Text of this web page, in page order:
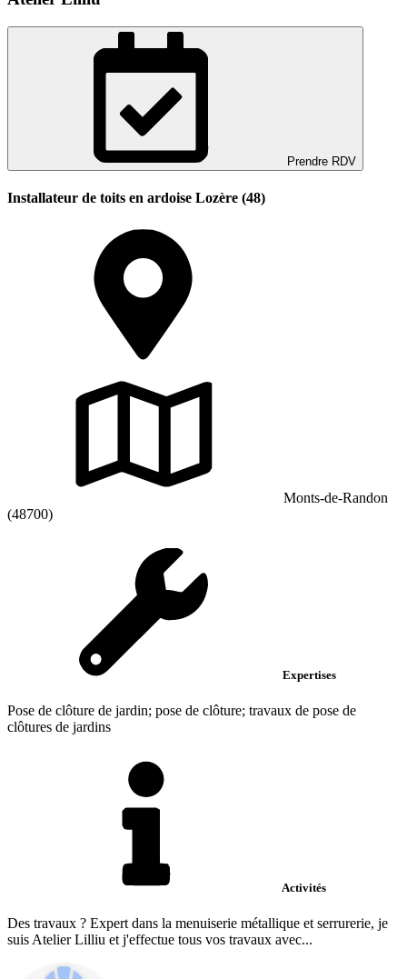
Prendre RDV
Installateur de toits en ardoise Lozère (48)
Monts-de-Randon
(48700)
Expertises
Pose de clôture de jardin; pose de clôture; travaux de pose de
clôtures de jardins
Activités
Des travaux ? Expert dans la menuiserie métallique et serrurerie, je
suis Atelier Lilliu et j'effectue tous vos travaux avec...